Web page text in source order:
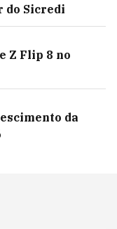
Sicredi
Z Flip 8 no
da